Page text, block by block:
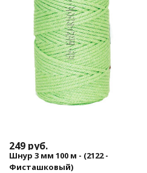
249 руб.
Шнур 3 мм 100 м - (2122 -
Фисташковый)